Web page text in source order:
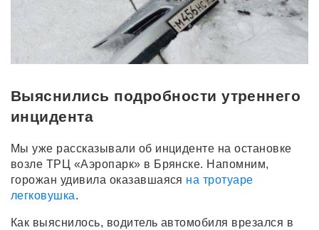
Выяснились подробности утреннего
инцидента
Мы уже рассказывали об инциденте на остановке
возле ТРЦ «Аэропарк» в Брянске. Напомним,
горожан удивила оказавшаяся на тротуаре
легковушка.
Как выяснилось, водитель автомобиля врезался в